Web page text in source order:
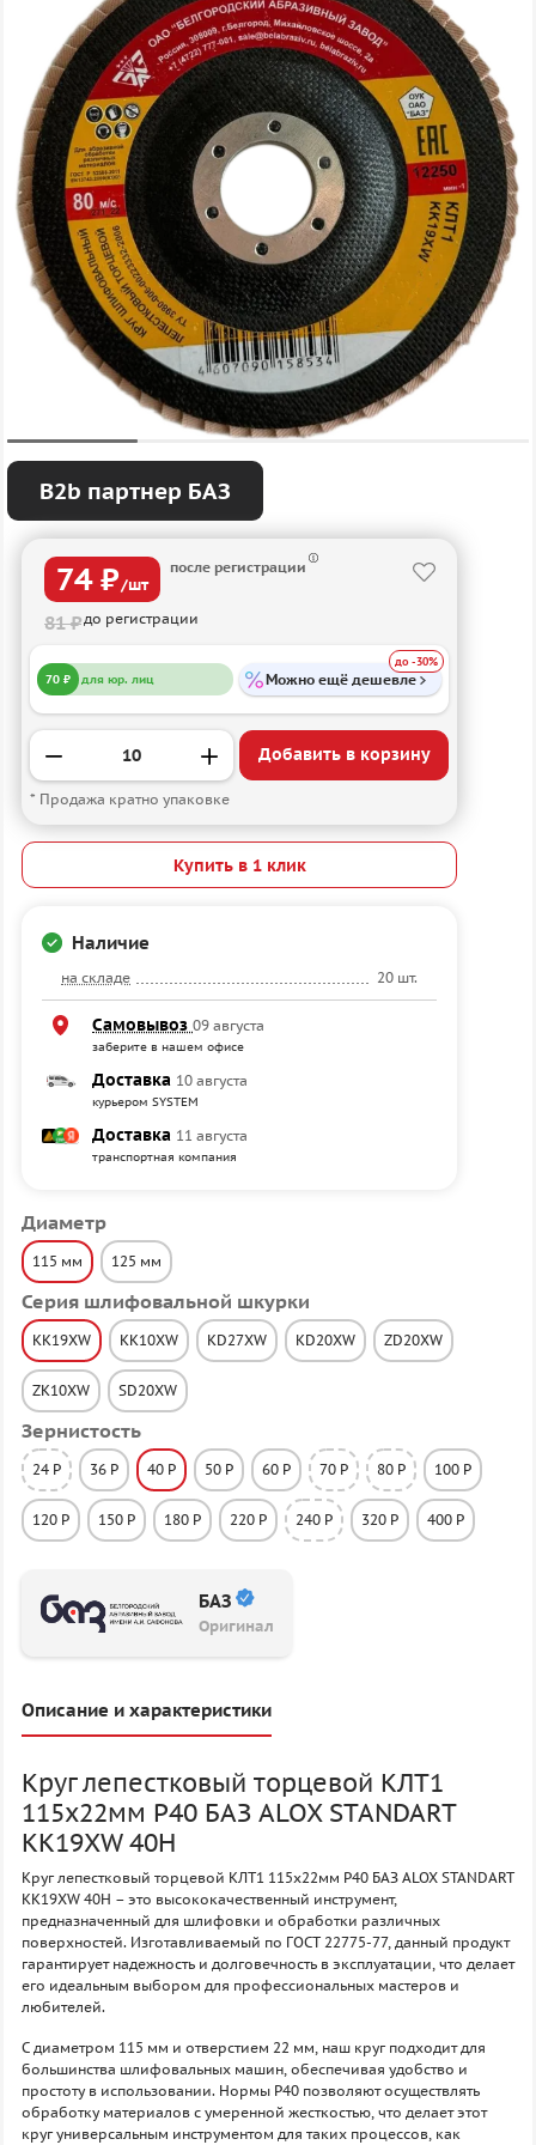
B2b партнер БАЗ
Диаметр
115 мм 125 мм
Серия шлифовальной шкурки
KK19XW KK10XW KD27XW KD20XW ZD20XW
ZK10XW SD20XW
Зернистость
24 P 36 P 40 P 50 P 60 P 70 P 80 P 100 P
120 P 150 P 180 P 220 P 240 P 320 P 400 P
БАЗ
Оригинал
74 ₽/шт
после регистрации
81 ₽до регистрации
70 ₽ для юр. лиц Можно ещё дешевле
до -30%
Добавить в корзину
* Продажа кратно упаковке
Купить в 1 клик
Наличие
на складе 20 шт.
Самовывоз 09 августа
заберите в нашем офисе
Доставка 10 августа
курьером SYSTEM
Доставка 11 августа
транспортная компания
Описание и характеристики
Круг лепестковый торцевой КЛТ1
115х22мм P40 БАЗ ALOX STANDART
KK19XW 40H
Круг лепестковый торцевой КЛТ1 115х22мм P40 БАЗ ALOX STANDART
KK19XW 40H – это высококачественный инструмент,
предназначенный для шлифовки и обработки различных
поверхностей. Изготавливаемый по ГОСТ 22775-77, данный продукт
гарантирует надежность и долговечность в эксплуатации, что делает
его идеальным выбором для профессиональных мастеров и
любителей.
С диаметром 115 мм и отверстием 22 мм, наш круг подходит для
большинства шлифовальных машин, обеспечивая удобство и
простоту в использовании. Нормы P40 позволяют осуществлять
обработку материалов с умеренной жесткостью, что делает этот
круг универсальным инструментом для таких процессов, как